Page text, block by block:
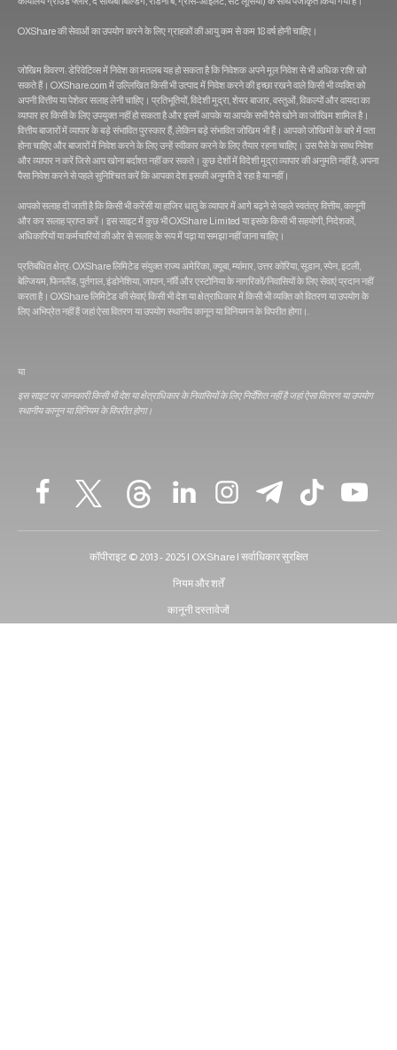
OXShare की सेवाओं का उपयोग करने के लिए ग्राहकों की आयु कम से कम 18 वर्ष होनी चाहिए।
जोखिम विवरण: डेरिवेटिव्स में निवेश का मतलब यह हो सकता है कि निवेशक अपने मूल निवेश से भी अधिक राशि खो
सकते हैं। OXShare.com में उल्लिखित किसी भी उत्पाद में निवेश करने की इच्छा रखने वाले किसी भी व्यक्ति को
अपनी वित्तीय या पेशेवर सलाह लेनी चाहिए। प्रतिभूतियों, विदेशी मुद्रा, शेयर बाजार, वस्तुओं, विकल्पों और वायदा का
व्यापार हर किसी के लिए उपयुक्त नहीं हो सकता है और इसमें आपके या आपके सभी पैसे खोने का जोखिम शामिल है।
वित्तीय बाजारों में व्यापार के बड़े संभावित पुरस्कार हैं, लेकिन बड़े संभावित जोखिम भी हैं। आपको जोखिमों के बारे में पता
होना चाहिए और बाजारों में निवेश करने के लिए उन्हें स्वीकार करने के लिए तैयार रहना चाहिए। उस पैसे के साथ निवेश
और व्यापार न करें जिसे आप खोना बर्दाश्त नहीं कर सकते। कुछ देशों में विदेशी मुद्रा व्यापार की अनुमति नहीं है, अपना
पैसा निवेश करने से पहले सुनिश्चित करें कि आपका देश इसकी अनुमति दे रहा है या नहीं।
आपको सलाह दी जाती है कि किसी भी करेंसी या हाजिर धातु के व्यापार में आगे बढ़ने से पहले स्वतंत्र वित्तीय, कानूनी
और कर सलाह प्राप्त करें। इस साइट में कुछ भी OXShare Limited या इसके किसी भी सहयोगी, निदेशकों,
अधिकारियों या कर्मचारियों की ओर से सलाह के रूप में पढ़ा या समझा नहीं जाना चाहिए।
प्रतिबंधित क्षेत्र: OXShare लिमिटेड संयुक्त राज्य अमेरिका, क्यूबा, म्यांमार, उत्तर कोरिया, सूडान, स्पेन, इटली,
बेल्जियम, फिनलैंड, पुर्तगाल, इंडोनेशिया, जापान, नॉर्वे और एस्टोनिया के नागरिकों/निवासियों के लिए सेवाएं प्रदान नहीं
करता है। OXShare लिमिटेड की सेवाएं किसी भी देश या क्षेत्राधिकार में किसी भी व्यक्ति को वितरण या उपयोग के
लिए अभिप्रेत नहीं हैं जहां ऐसा वितरण या उपयोग स्थानीय कानून या विनियमन के विपरीत होगा।.
या
इस साइट पर जानकारी किसी भी देश या क्षेत्राधिकार के निवासियों के लिए निर्देशित नहीं है जहां ऐसा वितरण या उपयोग
स्थानीय कानून या विनियम के विपरीत होगा।
कॉपीराइट © 2013 - 2025 | OXShare | सर्वाधिकार सुरक्षित
नियम और शर्तें
कानूनी दस्तावेजों